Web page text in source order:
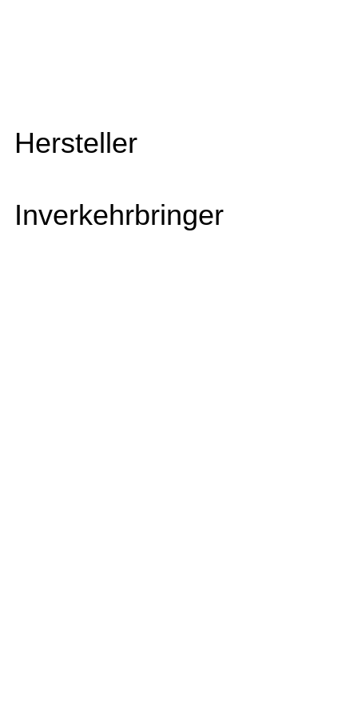
Hersteller
Inverkehrbringer